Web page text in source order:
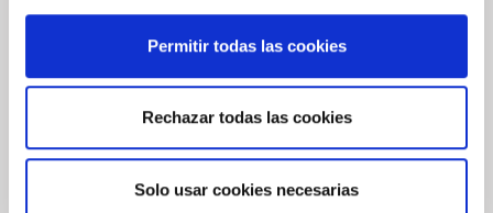
Permitir todas las cookies
Rechazar todas las cookies
Solo usar cookies necesarias
SERVICIOS
Financiación
Información útil
ASPECTOS
LEGALES
Política de Cookies
Quienes somos
Política de Privacidad
Términos de Uso y Aviso Legal